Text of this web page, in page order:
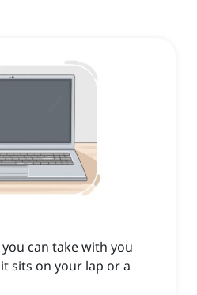
can take with you
sits on your lap or a